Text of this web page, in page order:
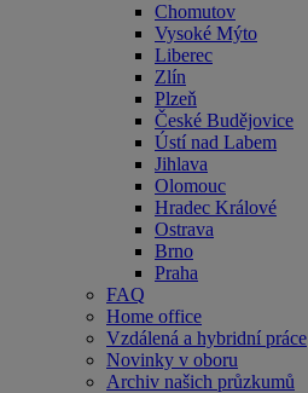
Chomutov
Vysoké Mýto
Liberec
Zlín
Plzeň
České Budějovice
Ústí nad Labem
Jihlava
Olomouc
Hradec Králové
Ostrava
Brno
Praha
FAQ
Home office
Vzdálená a hybridní práce
Novinky v oboru
Archiv našich průzkumů